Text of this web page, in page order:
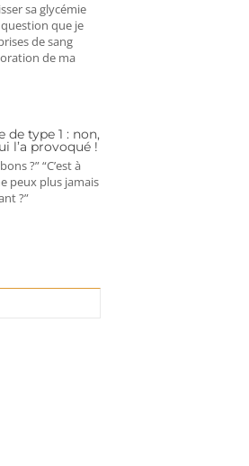
sa glycémie
que je
de sang
de ma
de type 1 : non,
l’a provoqué !
?” “C’est à
peux plus jamais
?”